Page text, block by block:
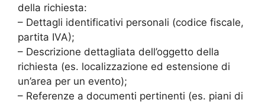
della richiesta:
– Dettagli identificativi personali (codice fiscale,
partita IVA);
– Descrizione dettagliata dell’oggetto della
richiesta (es. localizzazione ed estensione di
un’area per un evento);
– Referenze a documenti pertinenti (es. piani di